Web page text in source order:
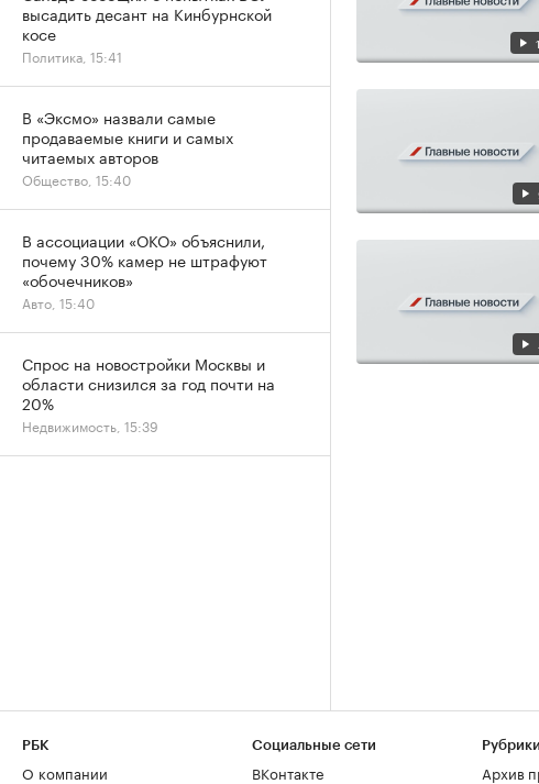
высадить десант на Кинбурнской
косе
Политика, 15:41
В «Эксмо» назвали самые
продаваемые книги и самых
читаемых авторов
Общество, 15:40
В ассоциации «ОКО» объяснили,
почему 30% камер не штрафуют
«обочечников»
Авто, 15:40
Спрос на новостройки Москвы и
области снизился за год почти на
20%
Недвижимость, 15:39
РБК
О компании
Социальные сети
ВКонтакте
Рубрики
Архив